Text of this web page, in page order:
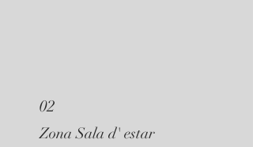
02
Zona Sala d' estar